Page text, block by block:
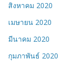
สิงหาคม 2020
เมษายน 2020
มีนาคม 2020
กุมภาพันธ์ 2020